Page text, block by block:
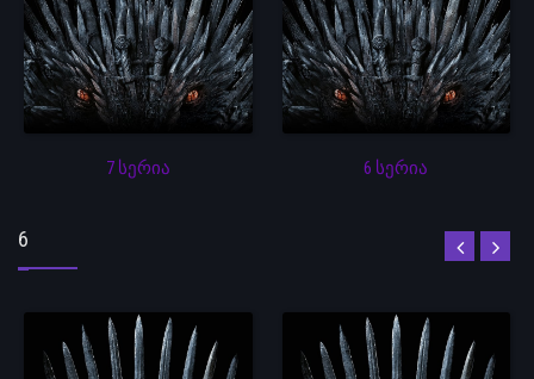
7 სერია 6 სერია
6